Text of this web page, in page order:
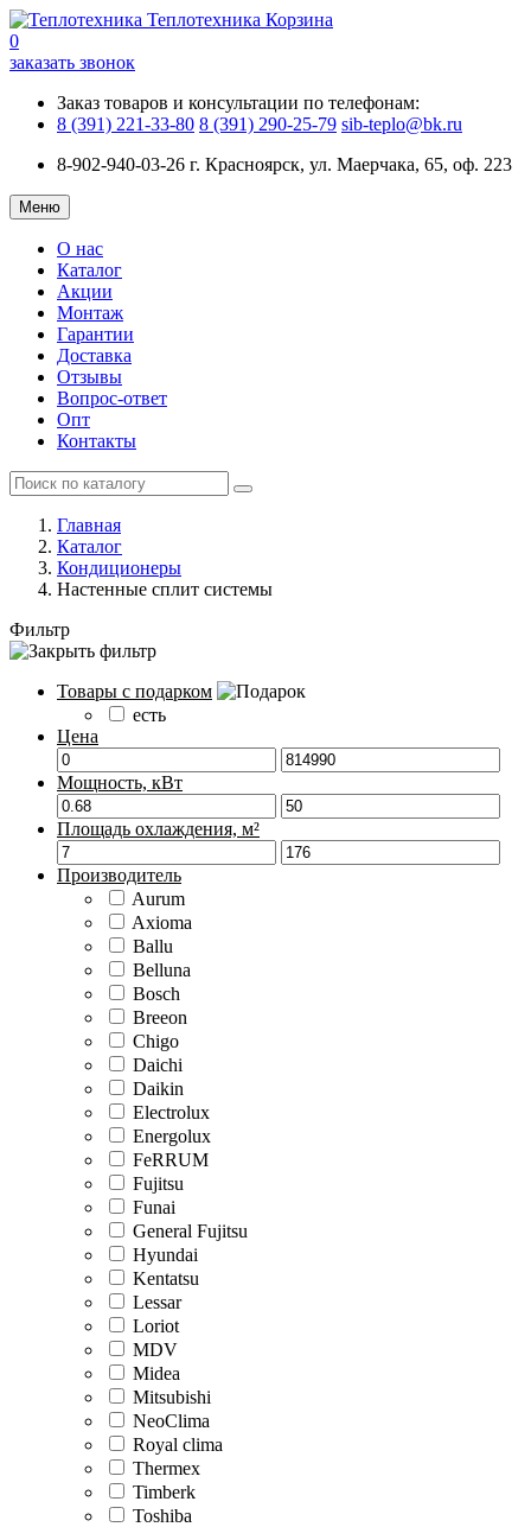
Теплотехника Корзина
0
заказать звонок
Заказ товаров и консультации по телефонам:
8 (391) 221-33-80 8 (391) 290-25-79 sib-teplo@bk.ru
8-902-940-03-26 г. Красноярск, ул. Маерчака, 65, оф. 223
Меню
О нас
Каталог
Акции
Монтаж
Гарантии
Доставка
Отзывы
Вопрос-ответ
Опт
Контакты
Главная
Каталог
Кондиционеры
Настенные сплит системы
Фильтр
Товары с подарком
есть
Цена
Мощность, кВт
Площадь охлаждения, м²
Производитель
Aurum
Axioma
Ballu
Belluna
Bosch
Breeon
Chigo
Daichi
Daikin
Electrolux
Energolux
FeRRUM
Fujitsu
Funai
General Fujitsu
Hyundai
Kentatsu
Lessar
Loriot
MDV
Midea
Mitsubishi
NeoClima
Royal clima
Thermex
Timberk
Toshiba